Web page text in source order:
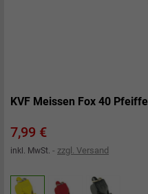
KVF Meissen Fox 40 Pfeiffe
Preis
7,99 €
inkl. MwSt. zzgl. Versand